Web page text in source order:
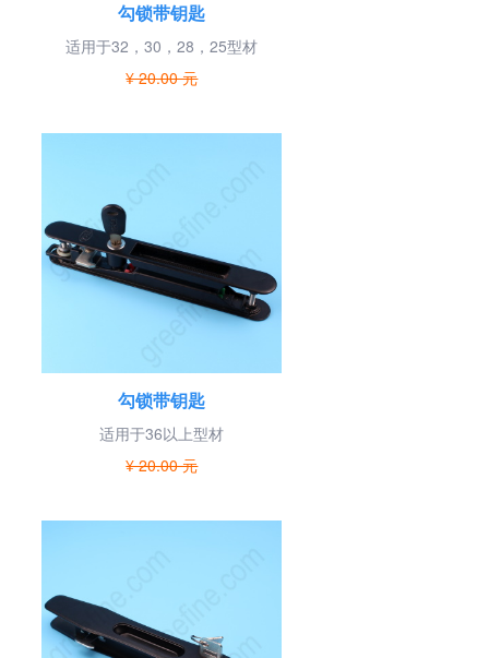
勾锁带钥匙
适用于32，30，28，25型材
¥ 20.00 元
勾锁带钥匙
适用于36以上型材
¥ 20.00 元